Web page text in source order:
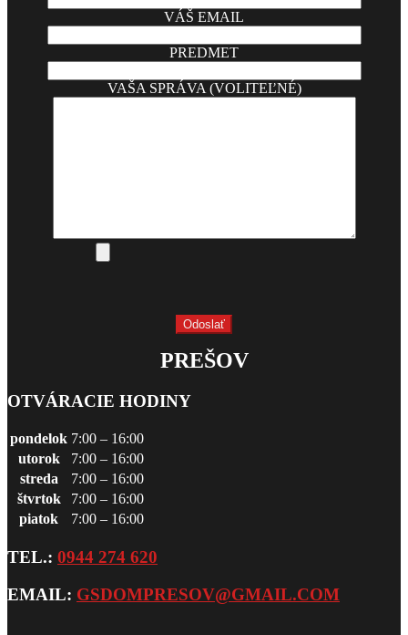
VÁŠ EMAIL
PREDMET
VAŠA SPRÁVA (VOLITEĽNÉ)
PREŠOV
OTVÁRACIE HODINY
pondelok 7:00 – 16:00
utorok
7:00 – 16:00
streda
7:00 – 16:00
štvrtok
7:00 – 16:00
piatok
7:00 – 16:00
TEL.: 0944 274 620
EMAIL: GSDOMPRESOV@GMAIL.COM